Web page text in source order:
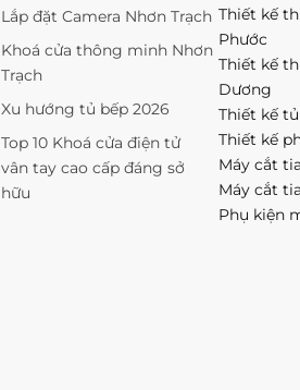
Lắp đặt Camera Nhơn Trạch
Khoá cửa thông minh Nhơn
Trạch
Xu hướng tủ bếp 2026
Top 10 Khoá cửa điện tử
vân tay cao cấp đáng sở
hữu
Thiết kế
Phước
Thiết kế
Dương
Thiết kế
Thiết kế
Máy cắt
Máy cắt
Phụ kiện